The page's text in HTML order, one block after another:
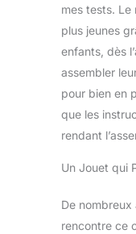
mes tests. Le
plus jeunes
enfants, dès
assembler
pour bien en
que les
rendant
Un Jouet qui
De
rencontre ce